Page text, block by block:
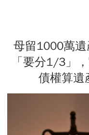
母留1000萬
「要分1/3」
債權算遺